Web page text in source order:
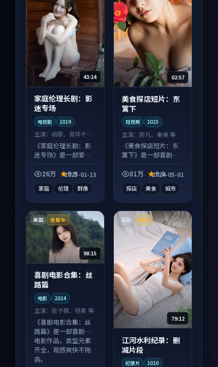
43:14
家庭伦理长剧：影
迷专场
电视剧 2019
主演： 胡歌、易烊千玺
等
《家庭伦理长剧：影
迷专场》是一部爱情
紧凑信息量大，适合
26万 9.9
2025-01-13
家庭 伦理 群像
02:57
美食探店短片：东
篱下
短视频 2025
主演：廖凡、秦昊 等
《美食探店短片：东
篱下》是一部喜剧向
素齐全，观感爽快不
81万 9.9
2024-05-01
探店 美食 城市
美国 连载中
98:15
喜剧电影合集：丝
路篇
电影 2024
主演： 张子枫、杨紫 等
《喜剧电影合集：丝
路篇》是一部喜剧向
电影作品，类型元素
齐全，观感爽快不拖
沓。
英国 HDR
79:12
江河水利纪录：删
减片段
纪录片 2020